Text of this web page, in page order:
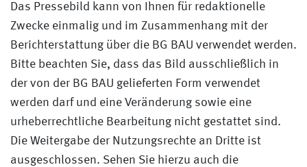
Das Pressebild kann von Ihnen für redaktionelle
Zwecke einmalig und im Zusammenhang mit der
Berichterstattung über die BG BAU verwendet werden.
Bitte beachten Sie, dass das Bild ausschließlich in
der von der BG BAU gelieferten Form verwendet
werden darf und eine Veränderung sowie eine
urheberrechtliche Bearbeitung nicht gestattet sind.
Die Weitergabe der Nutzungsrechte an Dritte ist
ausgeschlossen. Sehen Sie hierzu auch die